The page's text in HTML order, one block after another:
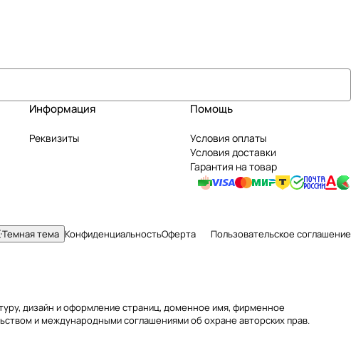
Информация
Реквизиты
Помощь
Условия оплаты
Условия доставки
Гарантия на товар
Темная тема КонфиденциальностьОферта Пользовательское соглашение
дизайн и оформление страниц, доменное имя, фирменное
и международными соглашениями об охране авторских прав.